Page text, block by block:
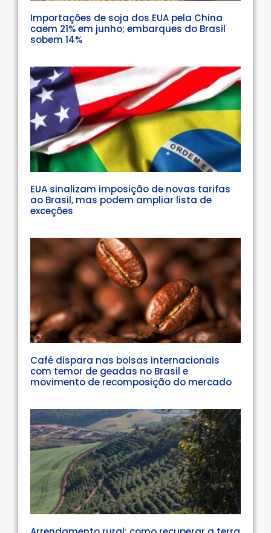
Importações de soja dos EUA pela China
caem 21% em junho; embarques do Brasil
sobem 14%
EUA sinalizam imposição de novas tarifas
ao Brasil, mas podem ampliar lista de
exceções
Café dispara nas bolsas internacionais
com temor de geadas no Brasil e
movimento de recomposição do mercado